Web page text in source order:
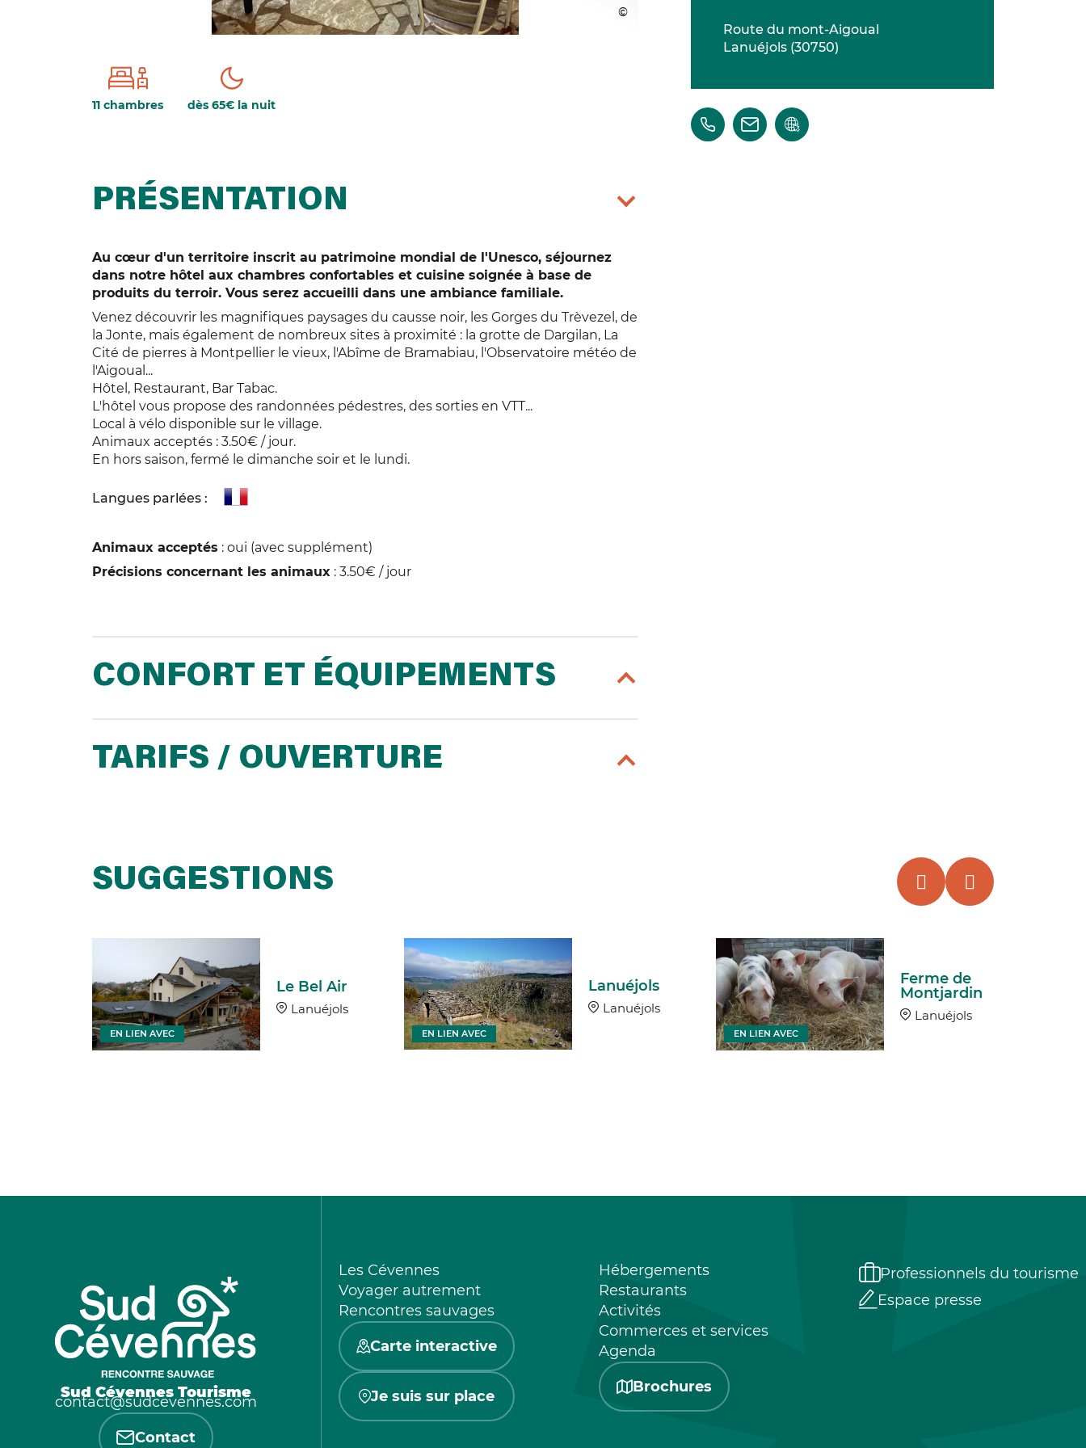
11 chambres dès 65€ la nuit
PRÉSENTATION
Au cœur d'un territoire inscrit au patrimoine mondial de l'Unesco, séjournez
dans notre hôtel aux chambres confortables et cuisine soignée à base de
produits du terroir. Vous serez accueilli dans une ambiance familiale.
Venez découvrir les magnifiques paysages du causse noir, les Gorges du Trèvezel, de
la Jonte, mais également de nombreux sites à proximité : la grotte de Dargilan, La
Cité de pierres à Montpellier le vieux, l'Abîme de Bramabiau, l'Observatoire météo de
l'Aigoual...
Hôtel, Restaurant, Bar Tabac.
L'hôtel vous propose des randonnées pédestres, des sorties en VTT...
Local à vélo disponible sur le village.
Animaux acceptés : 3.50€ / jour.
En hors saison, fermé le dimanche soir et le lundi.
Langues parlées :
Animaux acceptés : oui (avec supplément)
Précisions concernant les animaux : 3.50€ / jour
CONFORT ET ÉQUIPEMENTS
TARIFS / OUVERTURE
Route du mont-Aigoual
Lanuéjols (30750)
SUGGESTIONS
Le Bel Air
Lanuéjols
EN LIEN AVEC
Lanuéjols
Lanuéjols
EN LIEN AVEC
Ferme de
Montjardin
Lanuéjols
EN LIEN AVEC
Sud Cévennes Tourisme
contact@sudcevennes.com
Contact
Les Cévennes
Voyager autrement
Rencontres sauvages
Carte interactive
Je suis sur place
Hébergements
Restaurants
Activités
Commerces et services
Agenda
Brochures
Professionnels du tourisme
Espace presse